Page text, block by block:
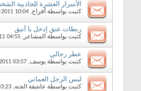
الأسرار العشرة للجاذبية
كتبت بواسطة أفراح‏, 12-04-2011 10:04 AM
ربطات عنق إدخل يا أنيق
كتبت بواسطة المشاعر ‏, 10-11-2011 04:55 PM
عطر رجالي
كتبت بواسطة يوسف‏, 09-20-2011 03:57 PM
لبس الرجل العماني
كتبت بواسطة عاشقة الجنه‏, 10-11-2011 03:23 PM